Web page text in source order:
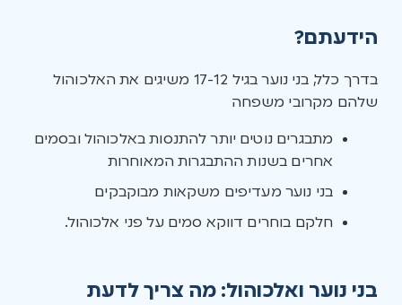
הידעתם?
בדרך כלל, בני נוער בגיל 17-12 משיגים את האלכוהול
שלהם מקרובי משפחה
מתבגרים נוטים יותר להתנסות באלכוהול ובסמים
אחרים בשנות ההתבגרות המאוחרות
בני נוער מעדיפים משקאות מבוקבקים
חלקם בוחרים דווקא סמים על פני אלכוהול.
בני נוער ואלכוהול: מה צריך לדעת